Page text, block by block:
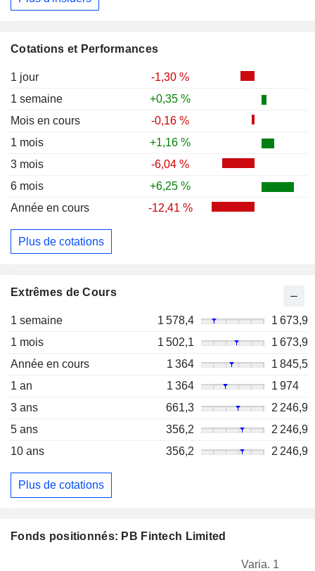
Cotations et Performances
1 jour
-1,30 %
1 semaine
+0,35 %
Mois en cours
-0,16 %
1 mois
+1,16 %
3 mois
-6,04 %
6 mois
+6,25 %
Année en cours
-12,41 %
Plus de cotations
Extrêmes de Cours
1 semaine 1 578,4
1 673,9
1 mois
1 502,1
1 673,9
Année en cours
1 364
1 845,5
1 an
1 364
1 974
3 ans
661,3
2 246,9
5 ans
356,2
2 246,9
10 ans
356,2 2 246,9
Plus de cotations
Fonds positionnés: PB Fintech Limited
Varia. 1